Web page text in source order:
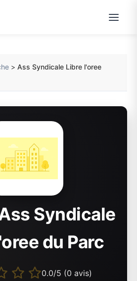
>Ass Syndicale Libre l'oree
Syndicale
du Parc
0.0/5 (0 avis)